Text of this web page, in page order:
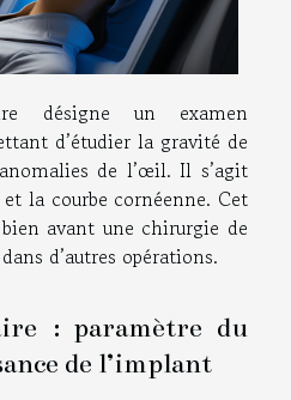
désigne un examen
d’étudier la gravité de
de l’œil. Il s’agit
la courbe cornéenne. Cet
avant une chirurgie de
d’autres opérations.
: paramètre du
de l’implant